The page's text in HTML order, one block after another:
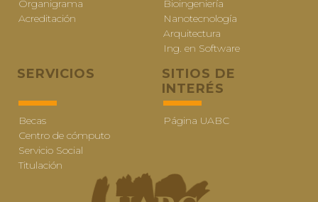
Organigrama
Acreditación
Bioingeniería
Nanotecnología
Arquitectura
Ing. en Software
SERVICIOS
Becas
Centro de cómputo
Servicio Social
Titulación
SITIOS DE
INTERÉS
Página UABC